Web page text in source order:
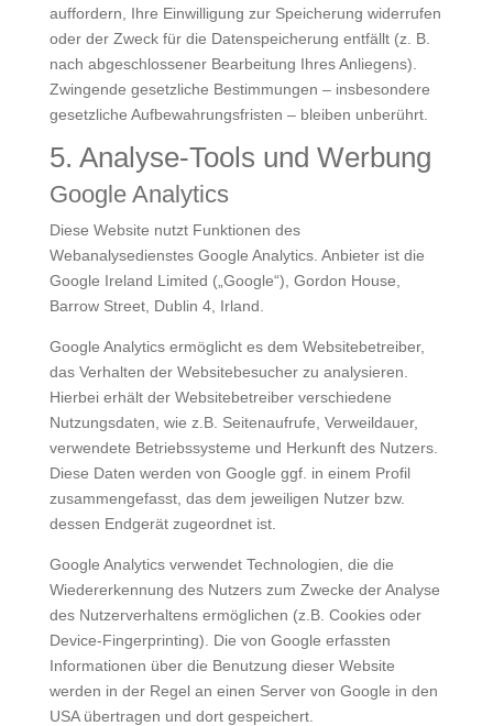
auffordern, Ihre Einwilligung zur Speicherung widerrufen
oder der Zweck für die Datenspeicherung entfällt (z. B.
nach abgeschlossener Bearbeitung Ihres Anliegens).
Zwingende gesetzliche Bestimmungen – insbesondere
gesetzliche Aufbewahrungsfristen – bleiben unberührt.
5. Analyse-Tools und Werbung
Google Analytics
Diese Website nutzt Funktionen des
Webanalysedienstes Google Analytics. Anbieter ist die
Google Ireland Limited („Google“), Gordon House,
Barrow Street, Dublin 4, Irland.
Google Analytics ermöglicht es dem Websitebetreiber,
das Verhalten der Websitebesucher zu analysieren.
Hierbei erhält der Websitebetreiber verschiedene
Nutzungsdaten, wie z.B. Seitenaufrufe, Verweildauer,
verwendete Betriebssysteme und Herkunft des Nutzers.
Diese Daten werden von Google ggf. in einem Profil
zusammengefasst, das dem jeweiligen Nutzer bzw.
dessen Endgerät zugeordnet ist.
Google Analytics verwendet Technologien, die die
Wiedererkennung des Nutzers zum Zwecke der Analyse
des Nutzerverhaltens ermöglichen (z.B. Cookies oder
Device-Fingerprinting). Die von Google erfassten
Informationen über die Benutzung dieser Website
werden in der Regel an einen Server von Google in den
USA übertragen und dort gespeichert.